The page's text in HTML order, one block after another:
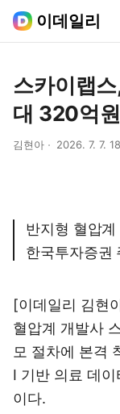
이데일리
스카이랩
대 320억
김현아 2026. 7. 7.
반지형 혈압
한국투자증권
[이데일리 김현
혈압계 개발사
모 절차에 본격
I 기반 의료 데
이다.